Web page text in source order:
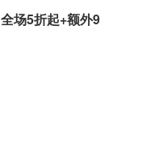
全场5折起+额外9